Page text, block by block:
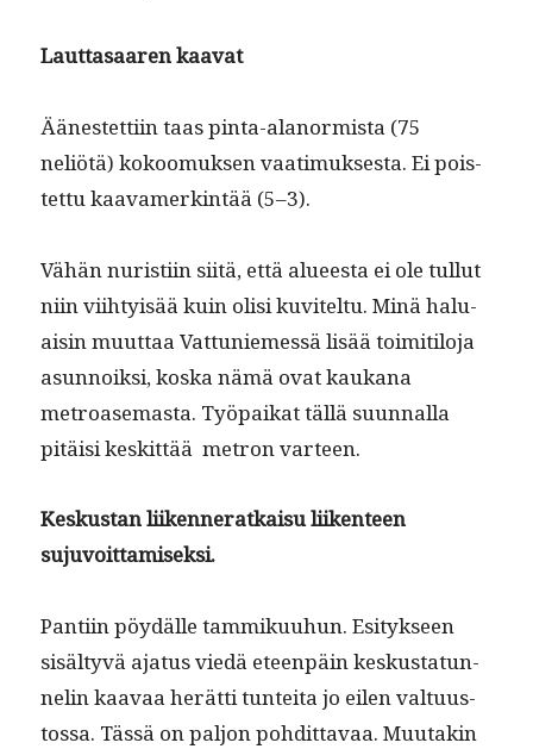
Laut­tasaaren kaavat
Äänestet­ti­in taas pin­ta-alanormista (75
neliötä) kokoomuk­sen vaa­timuk­ses­ta. Ei pois­
tet­tu kaavamerk­in­tää (5–3).
Vähän nuris­ti­in siitä, että alueesta ei ole tul­lut
niin viihty­isää kuin olisi kuvitel­tu. Minä halu­
aisin muut­taa Vat­tuniemessä lisää toim­i­tilo­ja
asun­noik­si, kos­ka nämä ovat kaukana
metroase­mas­ta. Työ­paikat täl­lä suun­nal­la
pitäisi keskit­tää metron varteen.
Keskus­tan liiken­ner­atkaisu liiken­teen
sujuvoittamiseksi.
Pan­ti­in pöy­dälle tam­miku­uhun. Esi­tyk­seen
sisäl­tyvä aja­tus viedä eteen­päin keskus­tatun­
nelin kaavaa herät­ti tun­tei­ta jo eilen val­tu­us­
tossa. Tässä on paljon pohdit­tavaa. Muu­takin